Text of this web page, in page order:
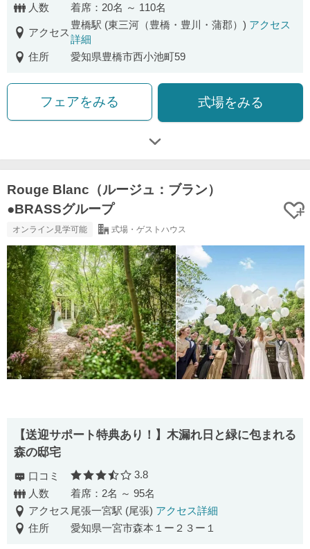
人数
着席：20名 ～ 110名
アクセス
豊橋駅 (東三河（豊橋・豊川・蒲郡）) アクセス
詳細
住所
愛知県豊橋市西小池町59
フェアをみる 式場をみる
Rouge Blanc（ルージュ：ブラン）
●BRASSグループ
オンライン見学可能 式場・ゲストハウス
【送迎サポート特典あり！】木漏れ日と緑に包まれる
森の邸宅
口コミ 口コミ評価
3.8
人数
着席：2名 ～ 95名
アクセス 尾張一宮駅 (尾張) アクセス詳細
住所
愛知県一宮市森本１ー２３ー１